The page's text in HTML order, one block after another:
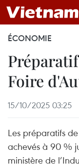
ÉCONOMIE
Foire
15/10/2025 03:25
Les préparatifs
achevés à 90 %
ministère de